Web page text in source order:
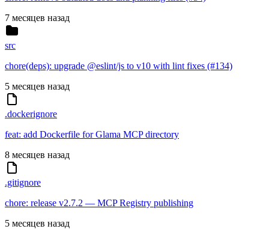
7 месяцев назад
src
chore(deps): upgrade @eslint/js to v10 with lint fixes (#134)
5 месяцев назад
.dockerignore
feat: add Dockerfile for Glama MCP directory
8 месяцев назад
.gitignore
chore: release v2.7.2 — MCP Registry publishing
5 месяцев назад